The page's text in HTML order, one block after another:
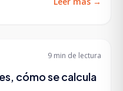
9 min de lectura
cómo se calcula